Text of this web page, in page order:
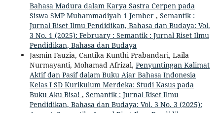
Bahasa Madura dalam Karya Sastra Cerpen pada
Siswa SMP Muhammadiyah 1 Jember , Semantik :
Jurnal Riset Ilmu Pendidikan, Bahasa dan Budaya: Vol.
3 No. 1 (2025): February : Semantik : Jurnal Riset Ilmu
Pendidikan, Bahasa dan Budaya
Jasmin Fauzia, Cantika Kunthi Prabandari, Laila
Nurmayanti, Mohamad Afrizal, Penyuntingan Kalimat
Aktif dan Pasif dalam Buku Ajar Bahasa Indonesia
Kelas I SD Kurikulum Merdeka: Studi Kasus pada
Buku Aku Bisa! , Semantik : Jurnal Riset Ilmu
Pendidikan, Bahasa dan Budaya: Vol. 3 No. 3 (2025):